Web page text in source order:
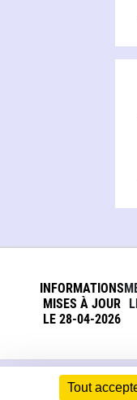
Tout
INFORMATIONS
MISES À JOUR
LE 28-04-2026